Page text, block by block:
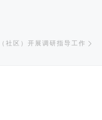
社区）开展调研指导工作